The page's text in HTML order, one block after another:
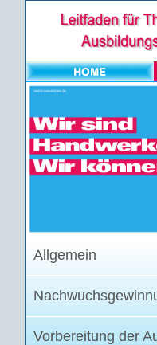
Allgemein
Vorbereitung der